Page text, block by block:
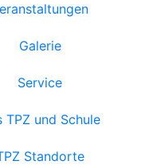
Galerie
Service
TPZ und Schule
Standorte